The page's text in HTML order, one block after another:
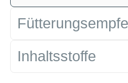
Inhaltsstoffe